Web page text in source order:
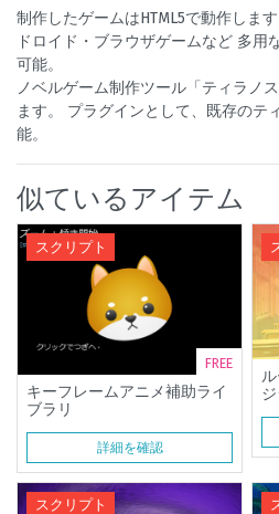
制作したゲームはHTML5で動作しま
ドロイド・ブラウザゲームなど 多用
可能。
ノベルゲーム制作ツール「ティラノ
ます。 プラグインとして、既存のテ
能。
似ているアイテム
スクリプト
FREE
キーフレームアニメ補助ライ
ブラリ
詳細を確認
スクリプト